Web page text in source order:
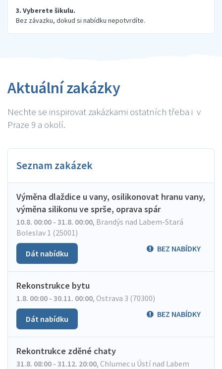
3. Vyberete šikulu.
Bez závazku, dokud si nabídku nepotvrdíte.
Aktuální zakázky
Nechte se inspirovat zakázkami ostatních třeba i v
Praze 9 a okolí.
Seznam zakázek
Výměna dlaždice u vany, osilikonovat hranu vany,
výměna silikonu ve sprše, oprava spár
10.8. 00:00 - 31.8. 00:00, Brandýs nad Labem-Stará
Boleslav 1 (25001)
BEZ NABÍDKY
Dát nabídku
Rekonstrukce bytu
1.8. 00:00 - 30.11. 00:00, Ostrava 3 (70300)
BEZ NABÍDKY
Dát nabídku
Rekontrukce zděné chaty
31.8. 08:00 - 31.12. 20:00, Chlumec u Ústí nad Labem